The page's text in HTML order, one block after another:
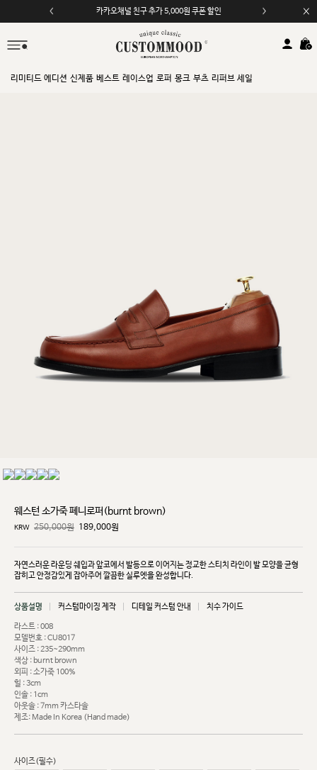
카카오채널 친구 추가 5,000원 쿠폰 할인
모바일 앱 자동 2,000원 할인
리미티드 에디션 신제품 베스트 레이스업 로퍼 몽크 부츠 리퍼브 세일
웨스턴 소가죽 페니로퍼(burnt brown)
KRW 250,000원 189,000원
자연스러운 라운딩 쉐입과 앞코에서 발등으로 이어지는 정교한 스티치 라인이 발 모양을 균형
잡히고안정감있게 잡아주어 깔끔한 실루엣을 완성합니다.
상품설명 커스텀마이징 제작 디테일 커스텀 안내 치수 가이드
라스트 : 008
모델번호 : CU8017
사이즈 : 235~290mm
색상 : burnt brown
외피 : 소가죽 100%
힐 : 3cm
인솔 : 1cm
아웃솔 : 7mm 카스타솔
제조: Made In Korea (Hand made)
사이즈(필수)